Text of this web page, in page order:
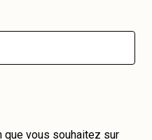
vous souhaitez sur